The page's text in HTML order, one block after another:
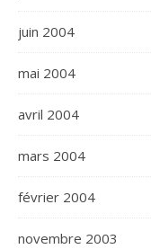
juin 2004
mai 2004
avril 2004
mars 2004
février 2004
novembre 2003